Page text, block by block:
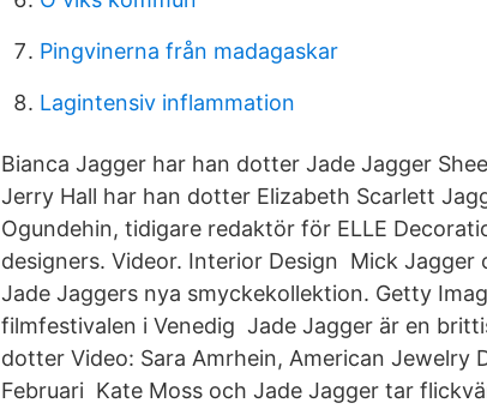
Pingvinerna från madagaskar
Lagintensiv inflammation
Bianca Jagger har han dotter Jade Jagger
Jerry Hall har han dotter Elizabeth Scarlett
Ogundehin, tidigare redaktör för ELLE
designers. Videor. Interior Design Mick
Jade Jaggers nya smyckekollektion. Getty
filmfestivalen i Venedig Jade Jagger är en
dotter Video: Sara Amrhein, American Jewelry
Februari Kate Moss och Jade Jagger tar